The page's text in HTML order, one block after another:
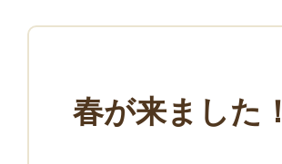
春が来ました！